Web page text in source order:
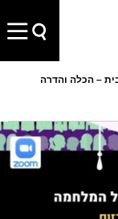
– הכלה והדרה